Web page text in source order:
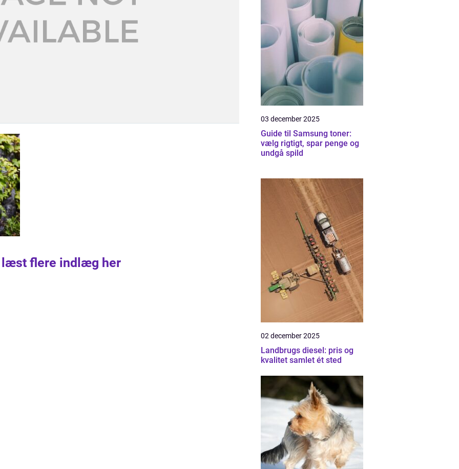
læst flere indlæg her
03 december 2025
Guide til Samsung toner:
vælg rigtigt, spar penge og
undgå spild
02 december 2025
Landbrugs diesel: pris og
kvalitet samlet ét sted